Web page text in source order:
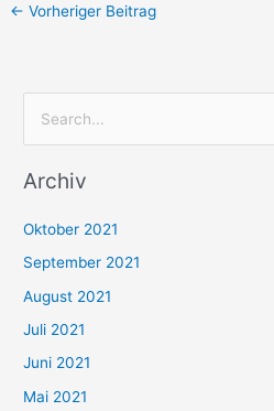
← Vorheriger Beitrag
c
n
n
a
c
h
Archiv
Oktober 2021
September 2021
August 2021
Juli 2021
Juni 2021
Mai 2021